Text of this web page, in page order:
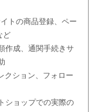
トの商品登録、ペー
ど
作成、通関手続きサ
クション、フォロー
ショップでの実際の